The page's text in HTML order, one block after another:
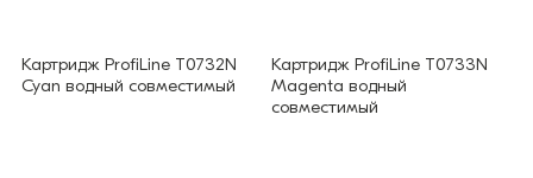
Картридж ProfiLine T0732N
Cyan водный совместимый
Картридж ProfiLine T0733N
Magenta водный
совместимый